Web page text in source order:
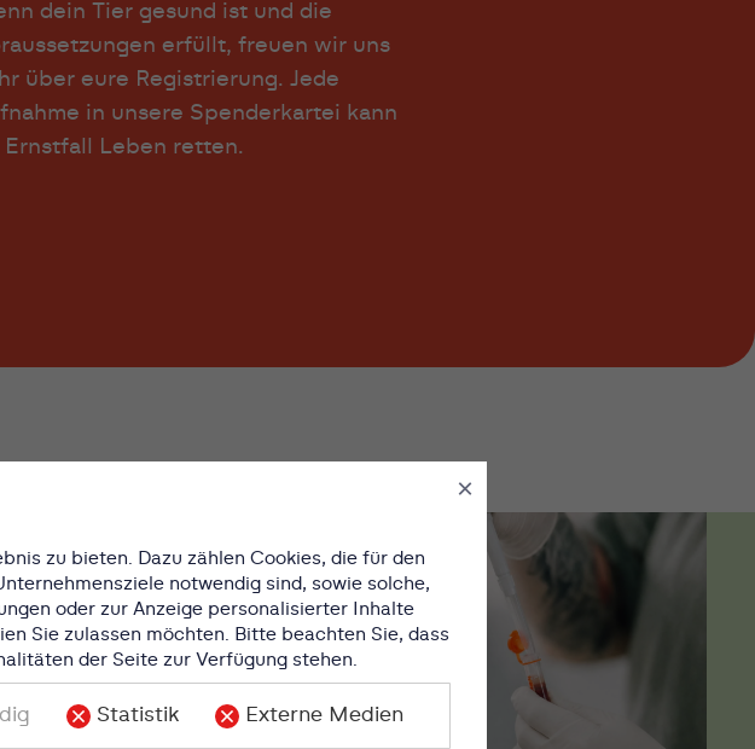
dein Tier gesund ist und die
erfüllt, freuen wir uns
über eure Registrierung. Jede
in unsere Spenderkartei kann
Ernstfall Leben retten.
×
zu bieten. Dazu zählen Cookies, die für den
notwendig sind, sowie solche,
oder zur Anzeige personalisierter Inhalte
Sie zulassen möchten. Bitte beachten Sie, dass
der Seite zur Verfügung stehen.
Statistik Externe Medien